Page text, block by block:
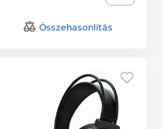
Összehasonlítás